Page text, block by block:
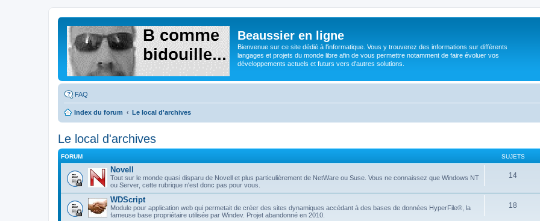
Beaussier en ligne
Bienvenue sur ce site dédié à l'informatique. Vous y trouverez des informations sur différents
langages et projets du monde libre afin de vous permettre notamment de faire évoluer vos
développements actuels et futurs vers d'autres solutions.
FAQ
Index du forum Le local d'archives
Le local d'archives
FORUM SUJETS
Novell
Tout sur le monde quasi disparu de Novell et plus particulièrement de NetWare ou Suse. Vous ne connaissez que Windows NT
ou Server, cette rubrique n'est donc pas pour vous.
14
WDScript
Module pour application web qui permetait de créer des sites dynamiques accédant à des bases de données HyperFile®, la
fameuse base propriétaire utilisée par Windev. Projet abandonné en 2010.
18